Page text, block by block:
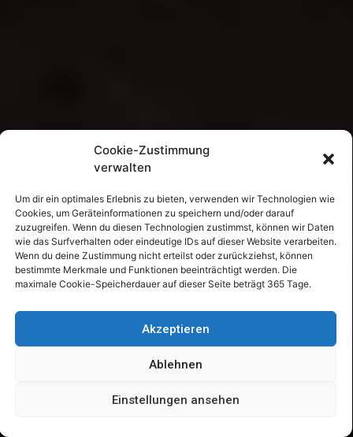
Cookie-Zustimmung
verwalten
Um dir ein optimales Erlebnis zu bieten, verwenden wir Technologien wie
Cookies, um Geräteinformationen zu speichern und/oder darauf
zuzugreifen. Wenn du diesen Technologien zustimmst, können wir Daten
wie das Surfverhalten oder eindeutige IDs auf dieser Website verarbeiten.
Wenn du deine Zustimmung nicht erteilst oder zurückziehst, können
bestimmte Merkmale und Funktionen beeinträchtigt werden. Die
maximale Cookie-Speicherdauer auf dieser Seite beträgt 365 Tage.
Akzeptieren
Ablehnen
Einstellungen ansehen
AMATEURASTROMEN